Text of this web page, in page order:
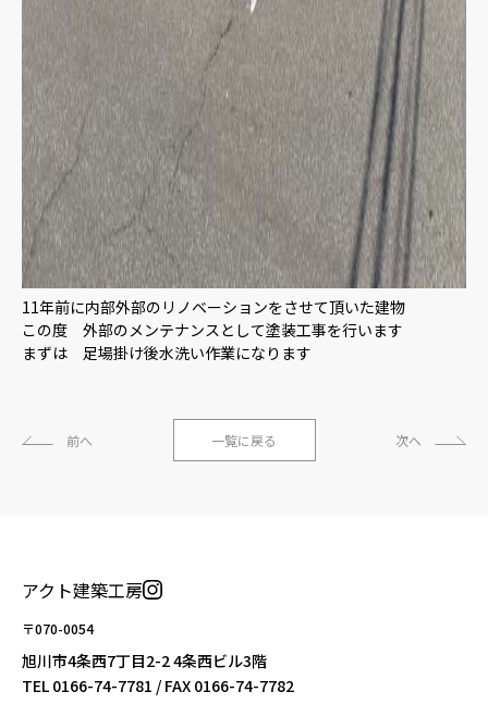
11年前に内部外部のリノベーションをさせて頂いた建物
この度 外部のメンテナンスとして塗装工事を行います
まずは 足場掛け後水洗い作業になります
前へ 一覧に戻る 次へ
アクト建築工房
〒070-0054
旭川市4条西7丁目2-2 4条西ビル3階
TEL 0166-74-7781 / FAX 0166-74-7782